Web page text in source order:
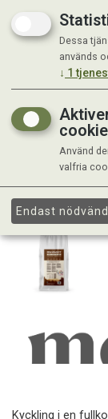
Kyckling i en
Dessa
används
↓ 1
Använd
valfria
Endast